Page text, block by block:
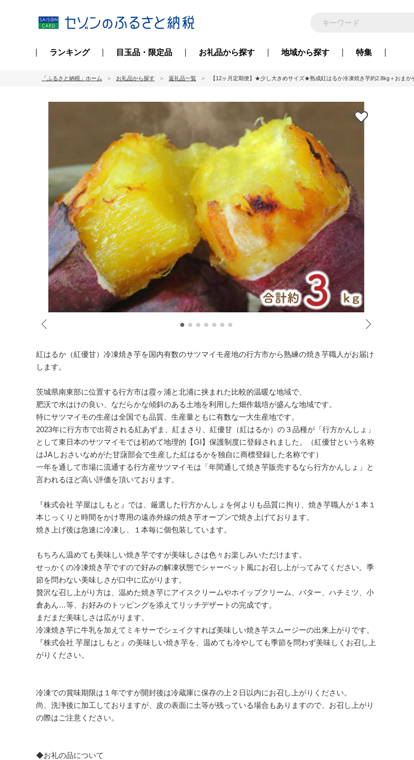
ランキング 目玉品・限定品 お礼品から探す 地域から探す 特集
「ふるさと納税」ホーム お礼品から探す 返礼品一覧 【12ヶ月定期便】★少し大きめサイズ★熟成紅はるか冷凍焼き芋約2.8kg＋おま
紅はるか（紅優甘）冷凍焼き芋を国内有数のサツマイモ産地の行方市から熟練の焼き芋職人がお届け
します。
茨城県南東部に位置する行方市は霞ヶ浦と北浦に挟まれた比較的温暖な地域で、
肥沃で水はけの良い、なだらかな傾斜のある土地を利用した畑作栽培が盛んな地域です。
特にサツマイモの生産は全国でも品質、生産量ともに有数な一大生産地です。
2023年に行方市で出荷される紅あずま、紅まさり、紅優甘（紅はるか）の３品種が「行方かんしょ」
として東日本のサツマイモでは初めて地理的【GI】保護制度に登録されました。（紅優甘という名称
はJAしおさいなめがた甘藷部会で生産した紅はるかを独自に商標登録した名称です）
一年を通して市場に流通する行方産サツマイモは「年間通して焼き芋販売するなら行方かんしょ」と
言われるほど高い評価を頂いております。
『株式会社 芋屋はしもと』では、厳選した行方かんしょを何よりも品質に拘り、焼き芋職人が１本１
本じっくりと時間をかけ専用の遠赤外線の焼き芋オーブンで焼き上げております。
焼き上げ後は急速に冷凍し、１本毎に個包装しています。
もちろん温めても美味しい焼き芋ですが美味しさは色々お楽しみいただけます。
せっかくの冷凍焼き芋ですので好みの解凍状態でシャーベット風にお召し上がってみてください。季
節を問わない美味しさが口中に広がります。
贅沢な召し上がり方は、温めた焼き芋にアイスクリームやホイップクリーム、バター、ハチミツ、小
倉あん…等、お好みのトッピングを添えてリッチデザートの完成です。
まだまだ美味しさは広がります。
冷凍焼き芋に牛乳を加えてミキサーでシェイクすれば美味しい焼き芋スムージーの出来上がりです。
『株式会社 芋屋はしもと』の美味しい焼き芋を、温めても冷やしても季節を問わず美味しくお召し上
がりください。
冷凍での賞味期限は１年ですが開封後は冷蔵庫に保存の上２日以内にお召し上がりください。
尚、洗浄後に加工しておりますが、皮の表面に土等が残っている場合もありますので、お召し上がり
の際はご注意ください。
◆お礼の品について